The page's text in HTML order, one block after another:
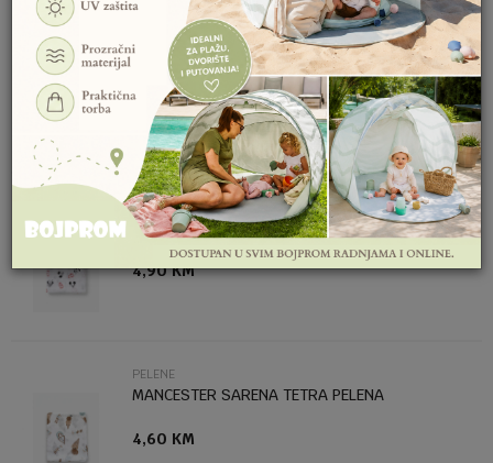
Email
Poruka
Anti-spam zaštita - izračunajte koliko je 4 + 1 :
PELENE
MANCESTER TETRA PELENA COLOR STAMPA
4,90 KM
PELENE
MANCESTER TETRA PELENA COLOR STAMPA
4,90 KM
PELENE
MANCESTER SARENA TETRA PELENA
4,60 KM